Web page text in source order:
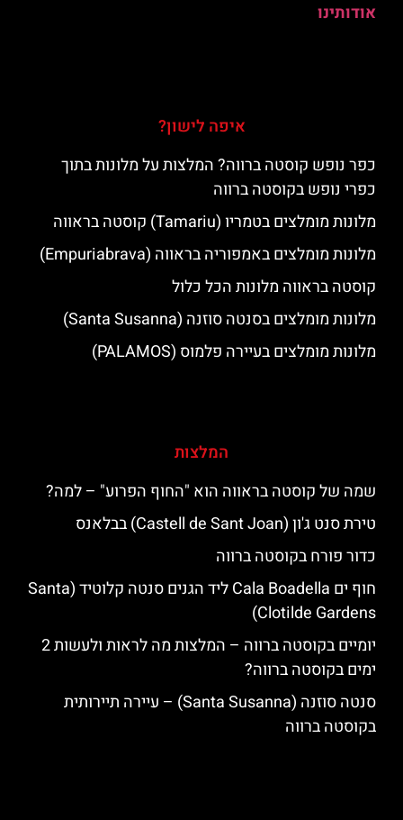
אודותינו
איפה לישון?
כפר נופש קוסטה ברווה? המלצות על מלונות בתוך
כפרי נופש בקוסטה ברווה
מלונות מומלצים בטמריו (Tamariu) קוסטה בראווה
מלונות מומלצים באמפוריה בראווה (Empuriabrava)
קוסטה בראווה מלונות הכל כלול
מלונות מומלצים בסנטה סוזנה (Santa Susanna)
מלונות מומלצים בעיירה פלמוס (PALAMOS)
המלצות
שמה של קוסטה בראווה הוא "החוף הפרוע" – למה?
טירת סנט ג'ון (Castell de Sant Joan) בבלאנס
כדור פורח בקוסטה ברווה
חוף ים Cala Boadella ליד הגנים סנטה קלוטיד (Santa
Clotilde Gardens)
יומיים בקוסטה ברווה – המלצות מה לראות ולעשות 2
ימים בקוסטה ברווה?
סנטה סוזנה (Santa Susanna) – עיירה תיירותית
בקוסטה ברווה